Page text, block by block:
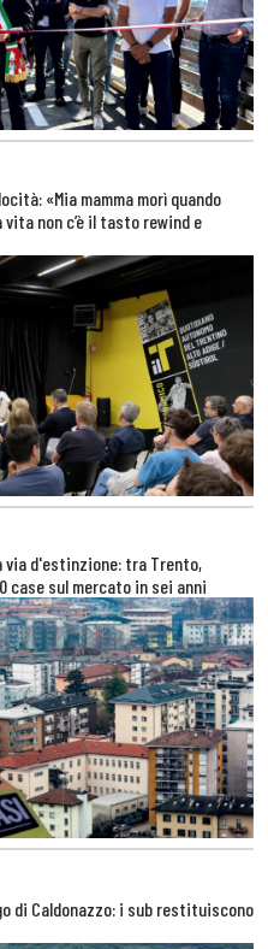
«Mia mamma morì quando
vita non c’è il tasto rewind e
d'estinzione: tra Trento,
case sul mercato in sei anni
di Caldonazzo: i sub restituiscono